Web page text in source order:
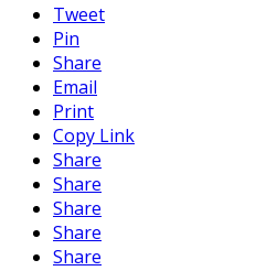
Tweet
Pin
Share
Email
Print
Copy Link
Share
Share
Share
Share
Share